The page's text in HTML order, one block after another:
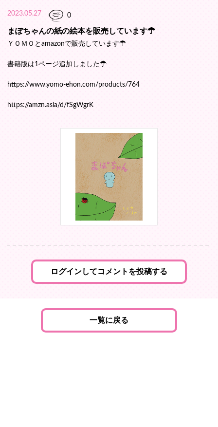
2023.05.27 0
まぽちゃんの紙の絵本を販売しています☂
ＹＯＭＯとamazonで販売しています☂
書籍版は1ページ追加しました☂
https://www.yomo-ehon.com/products/764
https://amzn.asia/d/fSgWgrK
ログインしてコメントを投稿する
一覧に戻る